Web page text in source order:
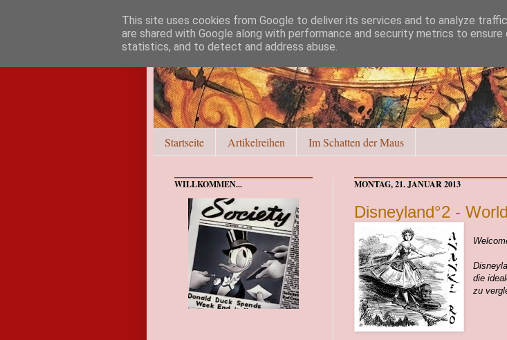
Startseite Artikelreihen Im Schatten der Maus
MONTAG, 21. JANUAR 2013
Disneyland°2 -
die
zu
WILLKOMMEN...
This site uses cookies from Google to deliver its services and to analyze
are shared with Google along with performance and security metrics to
statistics, and to detect and address abuse.